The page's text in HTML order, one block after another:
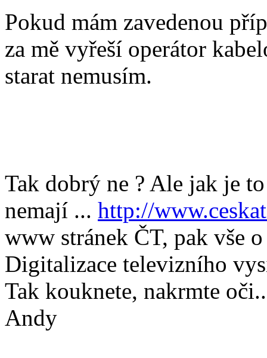
Pokud mám zavedenou
za mě vyřeší operátor
starat nemusím.
Tak dobrý ne ? Ale jak je
nemají ... http://
www stránek ČT, pak vše
Digitalizace televizního
Tak kouknete, nakrmte
Andy